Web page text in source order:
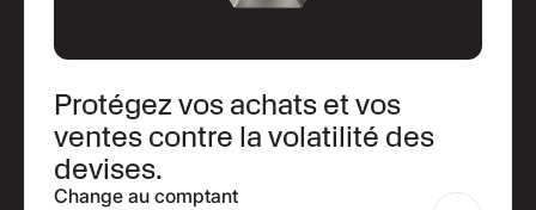
Protégez vos achats et vos
ventes contre la volatilité des
devises.
Change au comptant